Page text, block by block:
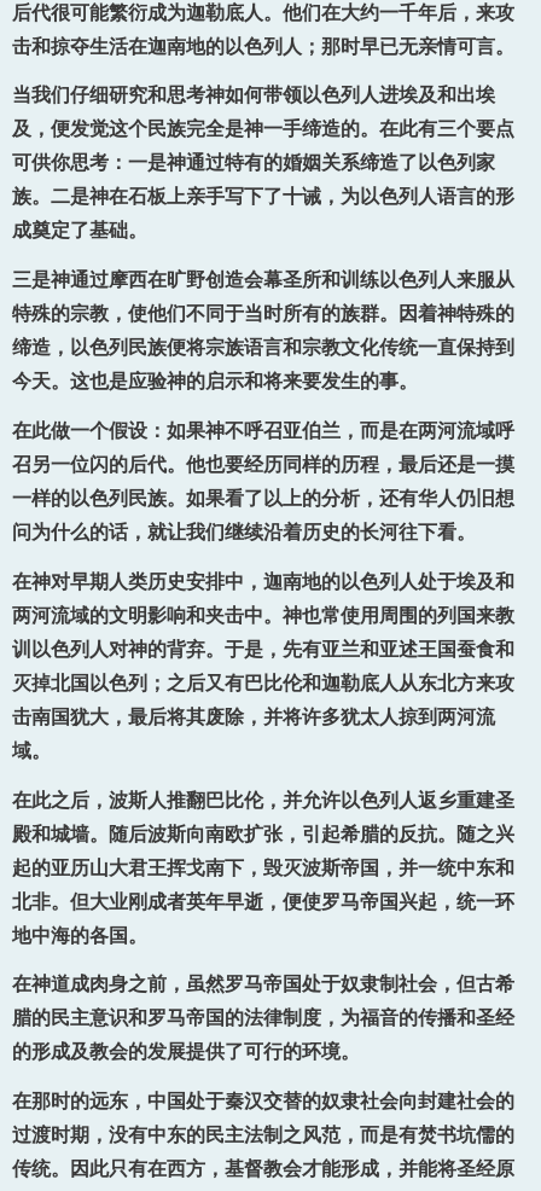
后代很可能繁衍成为迦勒底人。他们在大约一千年后，来攻
击和掠夺生活在迦南地的以色列人；那时早已无亲情可言。
当我们仔细研究和思考神如何带领以色列人进埃及和出埃
及，便发觉这个民族完全是神一手缔造的。在此有三个要点
可供你思考：一是神通过特有的婚姻关系缔造了以色列家
族。二是神在石板上亲手写下了十诫，为以色列人语言的形
成奠定了基础。
三是神通过摩西在旷野创造会幕圣所和训练以色列人来服从
特殊的宗教，使他们不同于当时所有的族群。因着神特殊的
缔造，以色列民族便将宗族语言和宗教文化传统一直保持到
今天。这也是应验神的启示和将来要发生的事。
在此做一个假设：如果神不呼召亚伯兰，而是在两河流域呼
召另一位闪的后代。他也要经历同样的历程，最后还是一摸
一样的以色列民族。如果看了以上的分析，还有华人仍旧想
问为什么的话，就让我们继续沿着历史的长河往下看。
在神对早期人类历史安排中，迦南地的以色列人处于埃及和
两河流域的文明影响和夹击中。神也常使用周围的列国来教
训以色列人对神的背弃。于是，先有亚兰和亚述王国蚕食和
灭掉北国以色列；之后又有巴比伦和迦勒底人从东北方来攻
击南国犹大，最后将其废除，并将许多犹太人掠到两河流
域。
在此之后，波斯人推翻巴比伦，并允许以色列人返乡重建圣
殿和城墙。随后波斯向南欧扩张，引起希腊的反抗。随之兴
起的亚历山大君王挥戈南下，毁灭波斯帝国，并一统中东和
北非。但大业刚成者英年早逝，便使罗马帝国兴起，统一环
地中海的各国。
在神道成肉身之前，虽然罗马帝国处于奴隶制社会，但古希
腊的民主意识和罗马帝国的法律制度，为福音的传播和圣经
的形成及教会的发展提供了可行的环境。
在那时的远东，中国处于秦汉交替的奴隶社会向封建社会的
过渡时期，没有中东的民主法制之风范，而是有焚书坑儒的
传统。因此只有在西方，基督教会才能形成，并能将圣经原